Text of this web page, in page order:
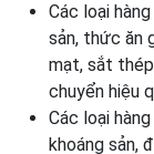
Các loại
sản, thức ăn
mạt, sắt
chuyển hiệu
Các loại
khoáng sản,